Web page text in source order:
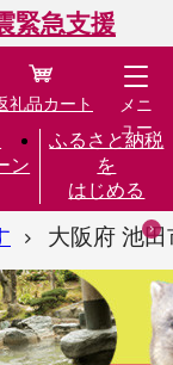
緊急支援
ン
ふるさと納税
を
はじめる
礼品カート
メニ
ュー
大阪府 池田